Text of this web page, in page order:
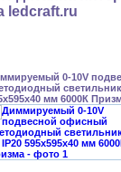
0-10V
мм 6000К